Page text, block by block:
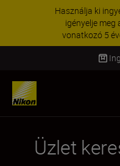
Használja ki
igényelje meg
vonatkozó 5
Üzlet